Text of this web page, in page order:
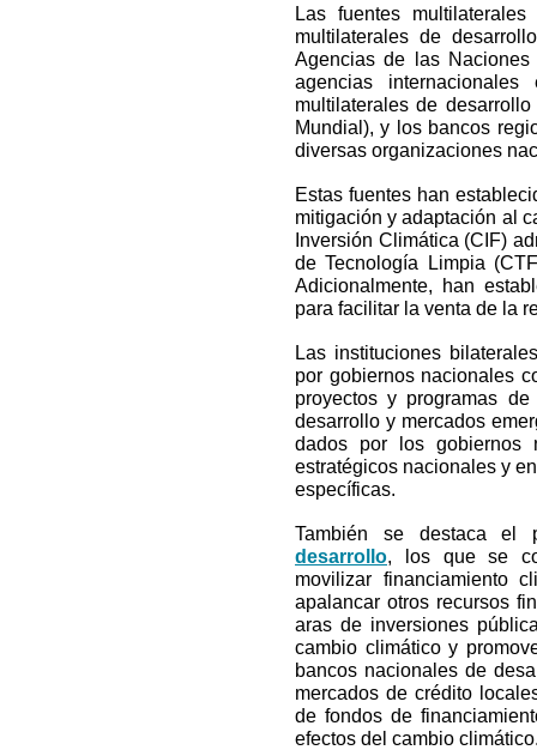
Las fuentes
multilaterales de
Agencias de las
agencias
multilaterales de
Mundial), y los bancos
diversas organizaciones
Estas fuentes han
mitigación y adaptación al
Inversión Climática (CIF)
de Tecnología Limpia
Adicionalmente, han
para facilitar la venta de la
Las instituciones
por gobiernos nacionales
proyectos y programas
desarrollo y mercados
dados por los gobiernos
estratégicos nacionales y
específicas.
También se destaca
desarrollo, los que se
movilizar financiamiento
apalancar otros recursos
aras de inversiones
cambio climático y
bancos nacionales de
mercados de crédito
de fondos de
efectos del cambio